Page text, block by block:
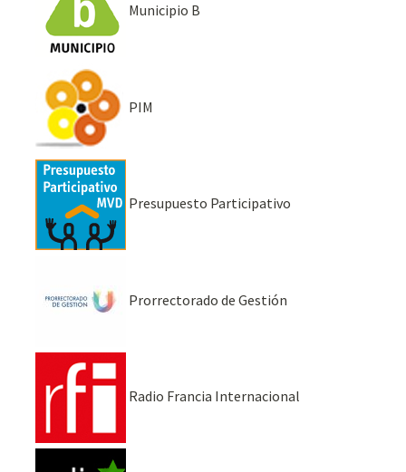
Municipio B
PIM
Presupuesto Participativo
Prorrectorado de Gestión
Radio Francia Internacional